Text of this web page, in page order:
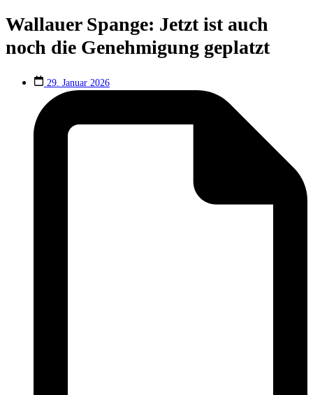
Wallauer Spange: Jetzt ist auch
noch die Genehmigung geplatzt
29. Januar 2026